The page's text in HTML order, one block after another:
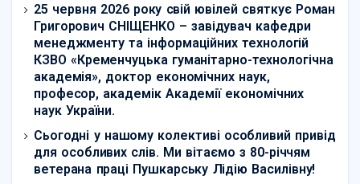
25 червня 2026 року свій ювілей святкує Роман
Григорович СНІЩЕНКО – завідувач кафедри
менеджменту та інформаційних технологій
КЗВО «Кременчуцька гуманітарно-технологічна
академія», доктор економічних наук,
професор, академік Академії економічних
наук України.
Сьогодні у нашому колективі особливий привід
для особливих слів. Ми вітаємо з 80-річчям
ветерана праці Пушкарську Лідію Василівну!